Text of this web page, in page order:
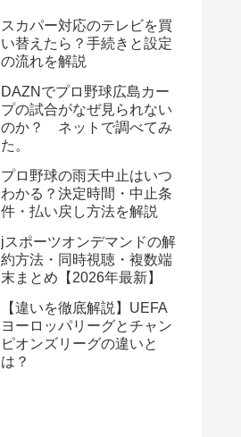
スカパー対応のテレビを買
い替えたら？手続きと設定
の流れを解説
DAZNでプロ野球広島カー
プの試合がなぜ見られない
のか？ ネットで調べてみ
た。
プロ野球の雨天中止はいつ
わかる？決定時間・中止条
件・払い戻し方法を解説
jスポーツオンデマンドの解
約方法・同時視聴・複数端
末まとめ【2026年最新】
【違いを徹底解説】UEFA
ヨーロッパリーグとチャン
ピオンズリーグの違いと
は？